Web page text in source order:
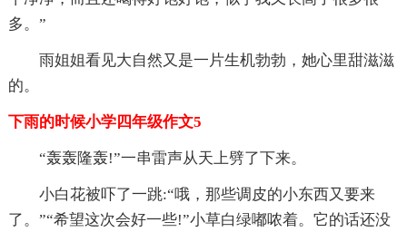
多。”
雨姐姐看见大自然又是一片生机勃勃，她心里甜滋滋
的。
下雨的时候小学四年级作文5
“轰轰隆轰!”一串雷声从天上劈了下来。
小白花被吓了一跳:“哦，那些调皮的小东西又要来
了。”“希望这次会好一些!”小草白绿嘟哝着。它的话还没